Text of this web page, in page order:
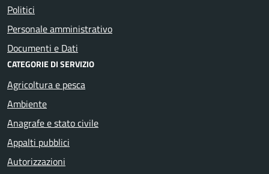
Politici
Personale amministrativo
Documenti e Dati
CATEGORIE DI SERVIZIO
Agricoltura e pesca
Ambiente
Anagrafe e stato civile
Appalti pubblici
Autorizzazioni